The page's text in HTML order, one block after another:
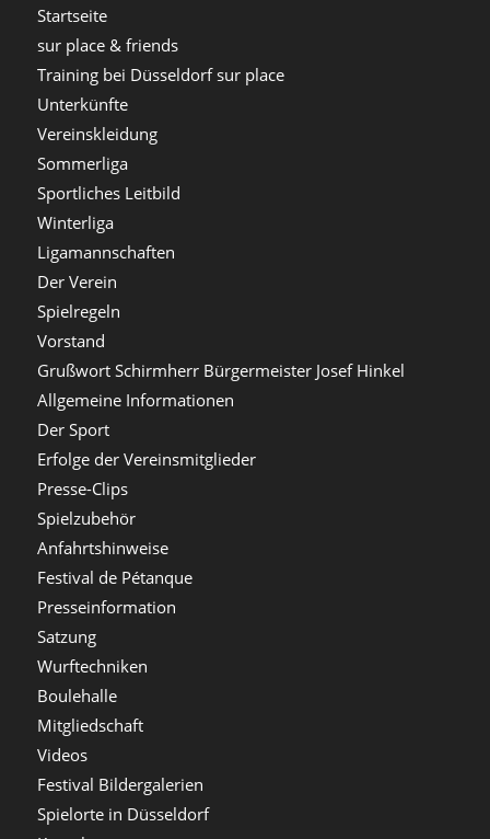
Startseite
sur place & friends
Training bei Düsseldorf sur place
Unterkünfte
Vereinskleidung
Sommerliga
Sportliches Leitbild
Winterliga
Ligamannschaften
Der Verein
Spielregeln
Vorstand
Grußwort Schirmherr Bürgermeister Josef Hinkel
Allgemeine Informationen
Der Sport
Erfolge der Vereinsmitglieder
Presse-Clips
Spielzubehör
Anfahrtshinweise
Festival de Pétanque
Presseinformation
Satzung
Wurftechniken
Boulehalle
Mitgliedschaft
Videos
Festival Bildergalerien
Spielorte in Düsseldorf